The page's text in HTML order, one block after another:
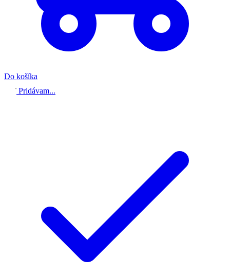
Do košíka
Pridávam...